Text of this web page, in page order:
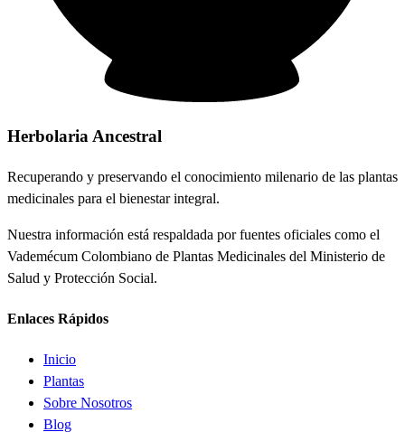
ONAGRA
Descubre los beneficios de la Onagra (Oenothera biennis) para el
síndrome premenstrual, mastalgia y más. Usos, precauciones y cómo
Herbolaria Ancestral
Recuperando y preservando el conocimiento milenario de las plantas
medicinales para el bienestar integral.
Nuestra información está respaldada por fuentes oficiales como el
Vademécum Colombiano de Plantas Medicinales del Ministerio de
Salud y Protección Social.
Enlaces Rápidos
Inicio
Plantas
Sobre Nosotros
Blog